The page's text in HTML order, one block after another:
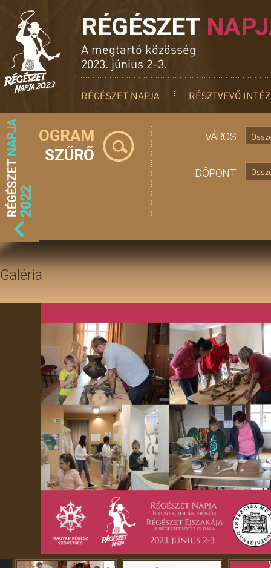
RÉGÉSZET
A megtartó közösség
2023. június 2-3.
RÉGÉSZET NAPJA RÉSZTVEVŐ
PROGRAM
SZŰRŐ
VÁROS
IDŐPONT
Galéria
info heading